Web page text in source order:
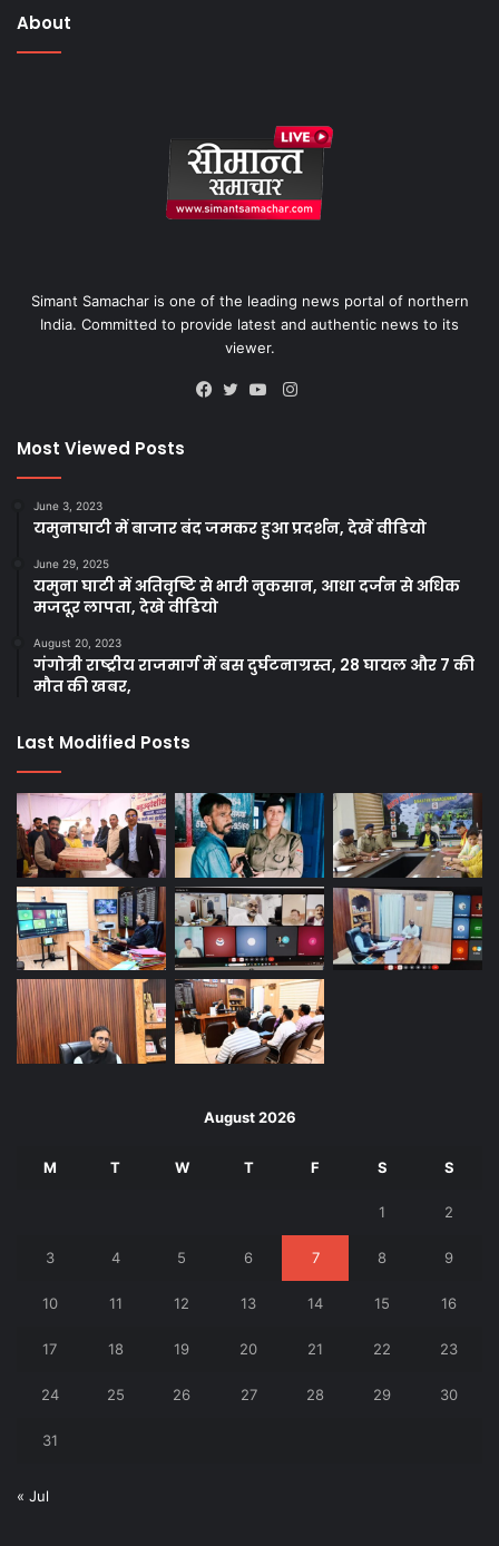
About
Simant Samachar is one of the leading news portal of northern
India. Committed to provide latest and authentic news to its
viewer.
Instagram
Most Viewed Posts
June 3, 2023
यमुनाघाटी में बाजार बंद जमकर हुआ प्रदर्शन, देखें वीडियो
June 29, 2025
यमुना घाटी में अतिवृष्टि से भारी नुकसान, आधा दर्जन से अधिक
मजदूर लापता, देखे वीडियो
August 20, 2023
गंगोत्री राष्ट्रीय राजमार्ग में बस दुर्घटनाग्रस्त, 28 घायल और 7 की
मौत की खबर,
Last Modified Posts
August 2026
M T W T F S S
1 2
3 4 5 6 7 8 9
10 11 12 13 14 15 16
17 18 19 20 21 22 23
24 25 26 27 28 29 30
31
« Jul